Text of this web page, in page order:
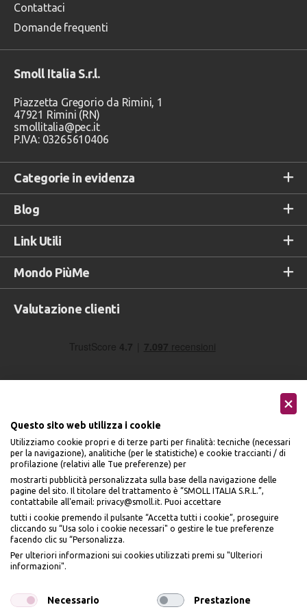
Categorie in evidenza
Blog
Link Utili
Mondo PiùMe
Contattaci
Domande frequenti
Smoll Italia S.r.l.
Piazzetta Gregorio da Rimini, 1
47921 Rimini (RN)
smollitalia@pec.it
P.IVA: 03265610406
Valutazione clienti
Accettiamo
Seguici sui social
Questo sito web utilizza i cookie
Utilizziamo cookie propri e di terze parti per finalità: tecniche (necessari
per la navigazione), analitiche (per le statistiche) e cookie traccianti / di
profilazione (relativi alle Tue preferenze) per
mostrarti pubblicità personalizzata sulla base della navigazione delle
pagine del sito. Il titolare del trattamento è “SMOLL ITALIA S.R.L.”,
contattabile all'email: privacy@smoll.it. Puoi accettare
tutti i cookie premendo il pulsante “Accetta tutti i cookie”, proseguire
cliccando su “Usa solo i cookie necessari" o gestire le tue preferenze
facendo clic su “Personalizza.
Per ulteriori informazioni sui cookies utilizzati premi su "Ulteriori
informazioni".
Necessario Prestazione
BENVENUTO DA
PIÙME
IL10% DI SCONTO